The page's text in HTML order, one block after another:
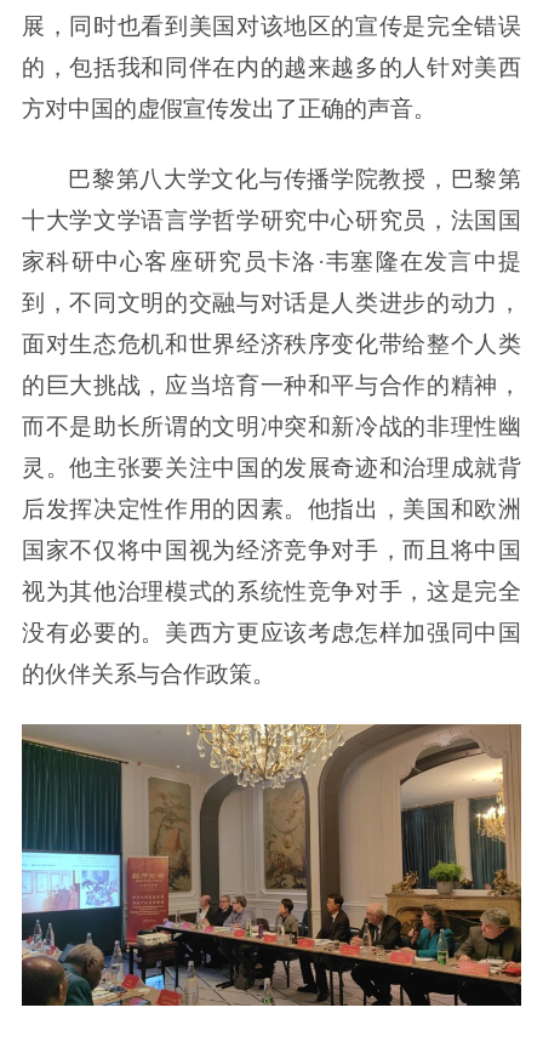
展，同时也看到美国对该地区的宣传是完全错误
的，包括我和同伴在内的越来越多的人针对美西
方对中国的虚假宣传发出了正确的声音。
巴黎第八大学文化与传播学院教授，巴黎第
十大学文学语言学哲学研究中心研究员，法国国
家科研中心客座研究员卡洛·韦塞隆在发言中提
到，不同文明的交融与对话是人类进步的动力，
面对生态危机和世界经济秩序变化带给整个人类
的巨大挑战，应当培育一种和平与合作的精神，
而不是助长所谓的文明冲突和新冷战的非理性幽
灵。他主张要关注中国的发展奇迹和治理成就背
后发挥决定性作用的因素。他指出，美国和欧洲
国家不仅将中国视为经济竞争对手，而且将中国
视为其他治理模式的系统性竞争对手，这是完全
没有必要的。美西方更应该考虑怎样加强同中国
的伙伴关系与合作政策。